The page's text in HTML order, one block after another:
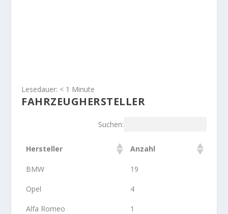
Lesedauer: < 1 Minute
FAHRZEUGHERSTELLER
Suchen:
Hersteller Anzahl
BMW 19
Opel 4
Alfa Romeo 1